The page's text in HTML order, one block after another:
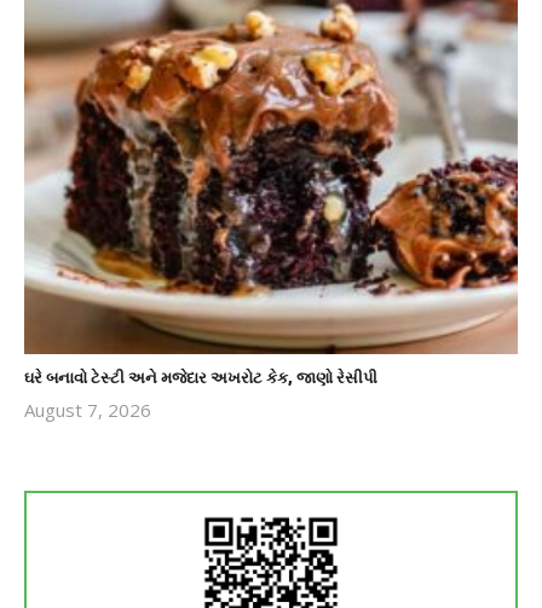
ઘરે બનાવો ટેસ્ટી અને મજેદાર અખરોટ કેક, જાણો રેસીપી
August 7, 2026